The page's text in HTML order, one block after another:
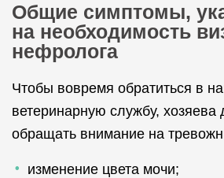
Общие симптомы,
на необходимость
нефролога
Чтобы вовремя обратиться в
ветеринарную службу,
обращать внимание на
изменение цвета мочи;